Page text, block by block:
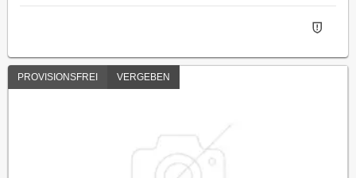
PROVISIONSFREI VERGEBEN